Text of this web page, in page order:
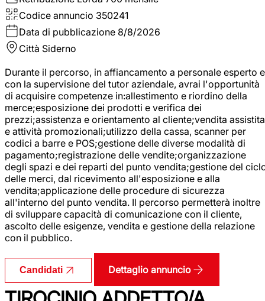
Codice annuncio 350241
Data di pubblicazione 8/8/2026
Città Siderno
Durante il percorso, in affiancamento a personale esperto e
con la supervisione del tutor aziendale, avrai l'opportunità
di acquisire competenze in:allestimento e riordino della
merce;esposizione dei prodotti e verifica dei
prezzi;assistenza e orientamento al cliente;vendita assistita
e attività promozionali;utilizzo della cassa, scanner per
codici a barre e POS;gestione delle diverse modalità di
pagamento;registrazione delle vendite;organizzazione
degli spazi e dei reparti del punto vendita;gestione del
delle merci, dal ricevimento all'esposizione e alla
vendita;applicazione delle procedure di sicurezza
all'interno del punto vendita. Il percorso permetterà inoltre
di sviluppare capacità di comunicazione con il cliente,
ascolto delle esigenze, vendita e gestione della relazione
con il pubblico.
Candidati Dettaglio annuncio